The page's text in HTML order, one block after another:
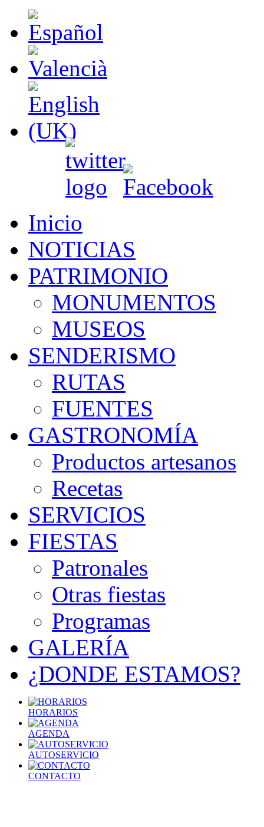
Inicio
NOTICIAS
PATRIMONIO
MONUMENTOS
MUSEOS
SENDERISMO
RUTAS
FUENTES
GASTRONOMÍA
Productos artesanos
Recetas
SERVICIOS
FIESTAS
Patronales
Otras fiestas
Programas
GALERÍA
¿DONDE ESTAMOS?
HORARIOS
AGENDA
AUTOSERVICIO
CONTACTO